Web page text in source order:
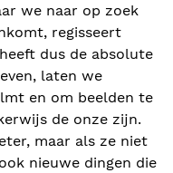
we naar op zoek
regisseert
dus de absolute
laten we
en om beelden te
de onze zijn.
maar als ze niet
nieuwe dingen die